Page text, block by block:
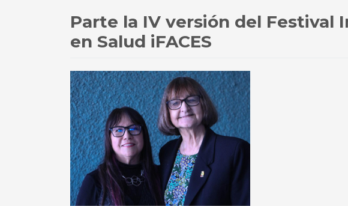
Parte la IV versión del Festival
en Salud iFACES